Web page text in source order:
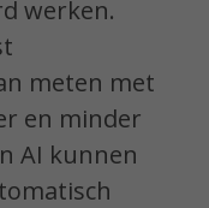
werken.
meten met
en minder
AI kunnen